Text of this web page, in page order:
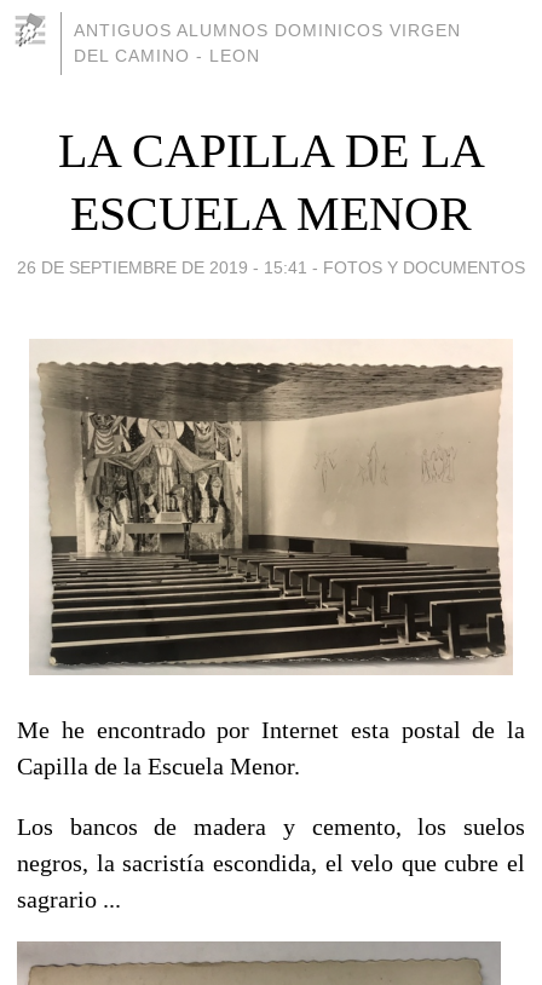
ANTIGUOS ALUMNOS DOMINICOS VIRGEN
DEL CAMINO - LEON
LA CAPILLA DE LA
ESCUELA MENOR
26 DE SEPTIEMBRE DE 2019 - 15:41 - FOTOS Y DOCUMENTOS
Me he encontrado por Internet esta postal de la
Capilla de la Escuela Menor.
Los bancos de madera y cemento, los suelos
negros, la sacristía escondida, el velo que cubre el
sagrario ...